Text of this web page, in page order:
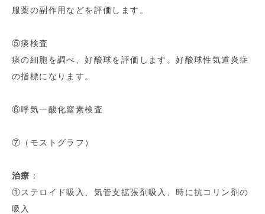
服薬の副作用などを評価します。
⑤痰検査
痰の細胞を調べ、好酸球を評価します。好酸球性気道炎症
の指標になります。
⑥呼気一酸化窒素検査
⑦（モストグラフ）
治療 ：
①ステロイド吸入、気管支拡張剤吸入、時に抗コリン剤の
吸入